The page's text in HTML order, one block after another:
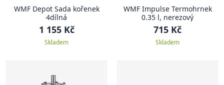
WMF Depot Sada kořenek
4dílná
1 155 Kč
Skladem
WMF Impulse Termohrnek
0.35 l, nerezový
715 Kč
Skladem